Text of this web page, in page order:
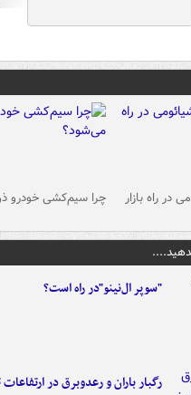
در راه بازار چرا سیم‌کشی خودرو
"سوپر ال‌نینو"در راه است؟
رگبار باران و رعدوبرق در ارتفاعات